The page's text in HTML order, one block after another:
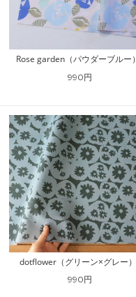
Rose garden（パウダーブルー）
990円
dotflower（グリーン×グレー）
990円